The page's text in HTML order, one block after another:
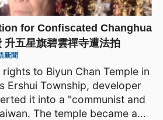
for Confiscated Changhua
五星旗碧雲禪寺遭法拍
新聞
to Biyun Chan Temple in
Ershui Township, developer
it into a "communist and
The temple became a